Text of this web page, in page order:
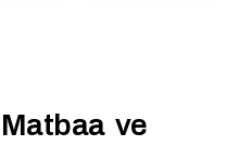
Matbaa ve